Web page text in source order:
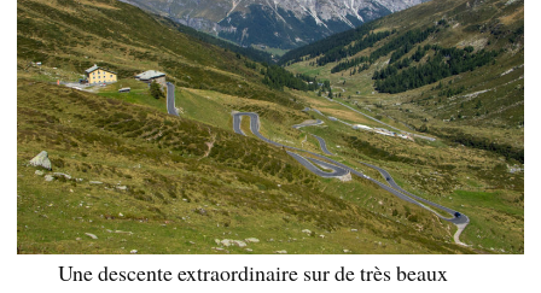
Une descente extraordinaire sur de très beaux